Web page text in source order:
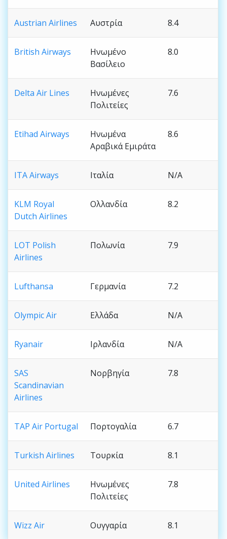
Austrian Airlines Αυστρία 8.4
British Airways
Ηνωμένο
Βασίλειο
8.0
Delta Air Lines
Ηνωμένες
Πολιτείες
7.6
Etihad Airways
Ηνωμένα
Αραβικά Εμιράτα
8.6
ITA Airways Ιταλία N/A
KLM Royal
Dutch Airlines
Ολλανδία 8.2
LOT Polish
Airlines
Πολωνία 7.9
Lufthansa Γερμανία 7.2
Olympic Air Ελλάδα N/A
Ryanair Ιρλανδία N/A
SAS
Scandinavian
Airlines
Νορβηγία 7.8
TAP Air Portugal Πορτογαλία 6.7
Turkish Airlines Τουρκία 8.1
United Airlines
Ηνωμένες
Πολιτείες
7.8
Wizz Air Ουγγαρία 8.1